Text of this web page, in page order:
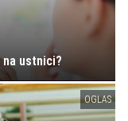
na ustnici?
OGLAS